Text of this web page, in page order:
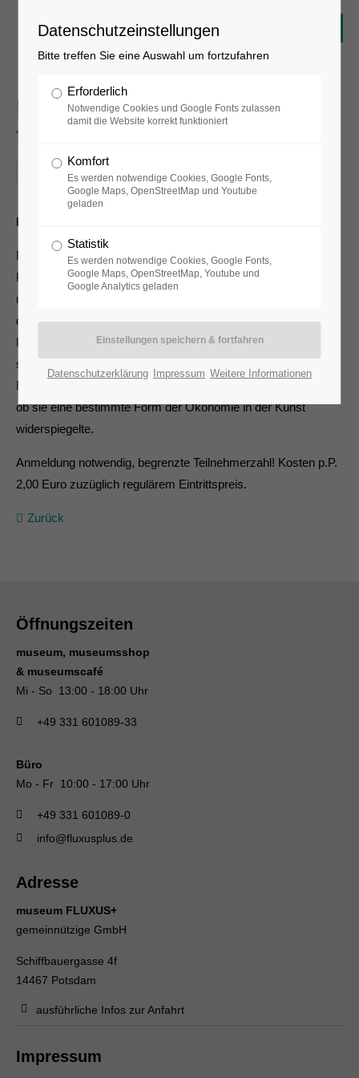
Führung: Alles, was ich
tragen kann!
05.09.2020, 14:00–15:00
Die Abkehr vom klassischen Kunstwerk im Fluxus.
Marcel Duchamp gilt als einer der zentralen Einflüsse auf die
Fluxus-Bewegung. Seine Abkehr vom handwerklich
meisterhaften Werk durch die so genannten „ready-mades“
deutete man als Verweis auf den intellektuellen Anteil der
Kunst. Durch die Einfachheit und Vergänglichkeit der Mittel
stellt sich die Frage, inwieweit der Aspekt der Reduktion eine
Rolle für die Künstler_innen der Fluxus-Bewegung spielte und
ob sie eine bestimmte Form der Ökonomie in der Kunst
widerspiegelte.
Anmeldung notwendig, begrenzte Teilnehmerzahl! Kosten p.P.
2,00 Euro zuzüglich regulärem Eintrittspreis.
Zurück
Öffnungszeiten
museum, museumsshop
& museumscafé
Mi - So 13:00 - 18:00 Uhr
+49 331 601089-33
Büro
Mo - Fr 10:00 - 17:00 Uhr
+49 331 601089-0
info@fluxusplus.de
Adresse
museum FLUXUS+
gemeinnützige GmbH
Schiffbauergasse 4f
14467 Potsdam
ausführliche Infos zur Anfahrt
Impressum
Datenschutzeinstellungen
Bitte treffen Sie eine Auswahl um fortzufahren
Erforderlich
Notwendige Cookies und Google Fonts zulassen
damit die Website korrekt funktioniert
Komfort
Es werden notwendige Cookies, Google Fonts,
Google Maps, OpenStreetMap und Youtube
geladen
Statistik
Es werden notwendige Cookies, Google Fonts,
Google Maps, OpenStreetMap, Youtube und
Google Analytics geladen
Datenschutzerklärung Impressum Weitere Informationen